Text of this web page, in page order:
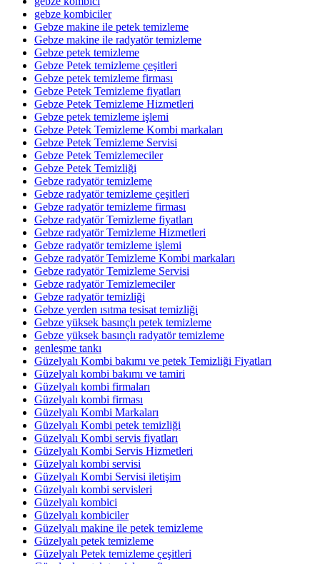
gebze kombiciler
Gebze makine ile petek temizleme
Gebze makine ile radyatör temizleme
Gebze petek temizleme
Gebze Petek temizleme çeşitleri
Gebze petek temizleme firması
Gebze Petek Temizleme fiyatları
Gebze Petek Temizleme Hizmetleri
Gebze petek temizleme işlemi
Gebze Petek Temizleme Kombi markaları
Gebze Petek Temizleme Servisi
Gebze Petek Temizlemeciler
Gebze Petek Temizliği
Gebze radyatör temizleme
Gebze radyatör temizleme çeşitleri
Gebze radyatör temizleme firması
Gebze radyatör Temizleme fiyatları
Gebze radyatör Temizleme Hizmetleri
Gebze radyatör temizleme işlemi
Gebze radyatör Temizleme Kombi markaları
Gebze radyatör Temizleme Servisi
Gebze radyatör Temizlemeciler
Gebze radyatör temizliği
Gebze yerden ısıtma tesisat temizliği
Gebze yüksek basınçlı petek temizleme
Gebze yüksek basınçlı radyatör temizleme
genleşme tankı
Güzelyalı Kombi bakımı ve petek Temizliği Fiyatları
Güzelyalı kombi bakımı ve tamiri
Güzelyalı kombi firmaları
Güzelyalı kombi firması
Güzelyalı Kombi Markaları
Güzelyalı Kombi petek temizliği
Güzelyalı Kombi servis fiyatları
Güzelyalı Kombi Servis Hizmetleri
Güzelyalı kombi servisi
Güzelyalı Kombi Servisi iletişim
Güzelyalı kombi servisleri
Güzelyalı kombici
Güzelyalı kombiciler
Güzelyalı makine ile petek temizleme
Güzelyalı petek temizleme
Güzelyalı Petek temizleme çeşitleri